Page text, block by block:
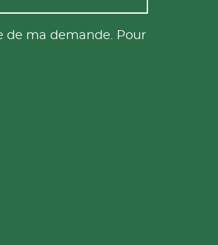
de ma demande. Pour